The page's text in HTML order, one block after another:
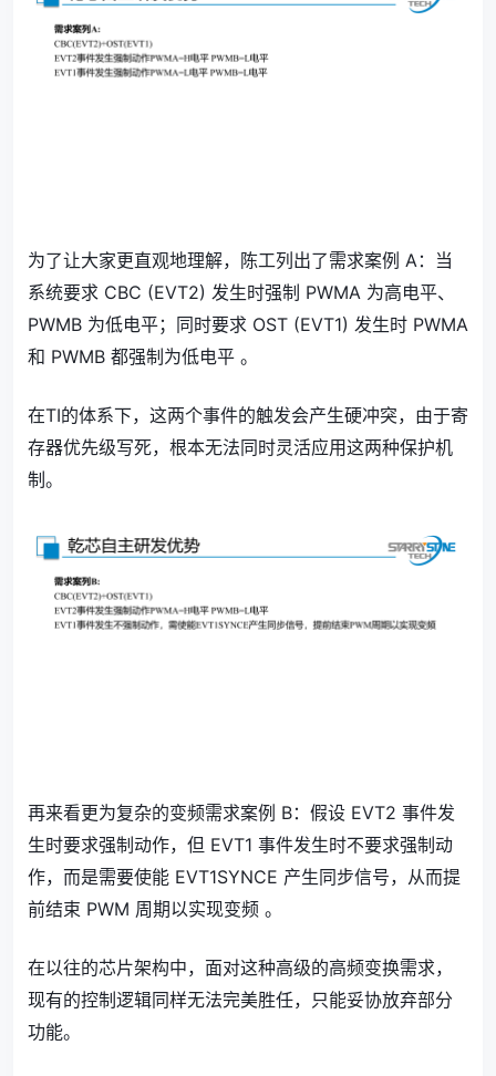
为了让大家更直观地理解，陈工列出了需求案例 A：当
系统要求 CBC (EVT2) 发生时强制 PWMA 为高电平、
PWMB 为低电平；同时要求 OST (EVT1) 发生时 PWMA
和 PWMB 都强制为低电平 。
在TI的体系下，这两个事件的触发会产生硬冲突，由于寄
存器优先级写死，根本无法同时灵活应用这两种保护机
制。
再来看更为复杂的变频需求案例 B：假设 EVT2 事件发
生时要求强制动作，但 EVT1 事件发生时不要求强制动
作，而是需要使能 EVT1SYNCE 产生同步信号，从而提
前结束 PWM 周期以实现变频 。
在以往的芯片架构中，面对这种高级的高频变换需求，
现有的控制逻辑同样无法完美胜任，只能妥协放弃部分
功能。